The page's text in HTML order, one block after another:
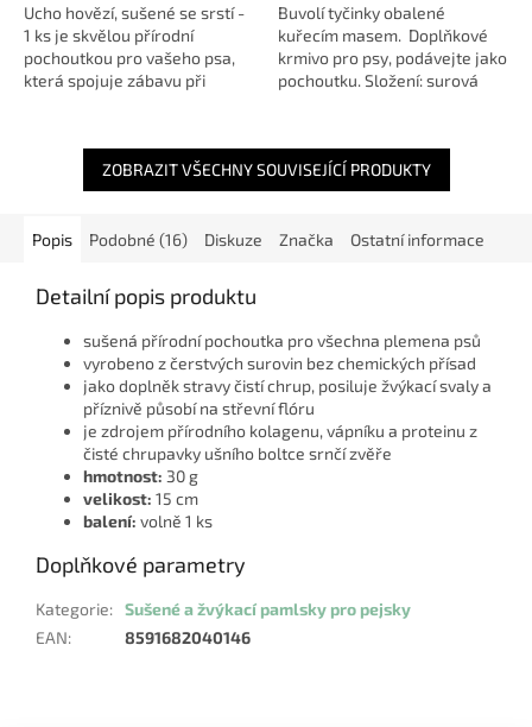
Ucho hovězí, sušené se srstí -
1 ks je skvělou přírodní
pochoutkou pro vašeho psa,
která spojuje zábavu při
Buvolí tyčinky obalené
kuřecím masem. Doplňkové
krmivo pro psy, podávejte jako
pochoutku. Složení: surová
ZOBRAZIT VŠECHNY SOUVISEJÍCÍ PRODUKTY
Popis Podobné (16) Diskuze Značka Ostatní informace
Detailní popis produktu
sušená přírodní pochoutka pro všechna plemena psů
vyrobeno z čerstvých surovin bez chemických přísad
jako doplněk stravy čistí chrup, posiluje žvýkací svaly a
příznivě působí na střevní flóru
je zdrojem přírodního kolagenu, vápníku a proteinu z
čisté chrupavky ušního boltce srnčí zvěře
hmotnost: 30 g
velikost: 15 cm
balení: volně 1 ks
Doplňkové parametry
Kategorie: Sušené a žvýkací pamlsky pro pejsky
EAN: 8591682040146